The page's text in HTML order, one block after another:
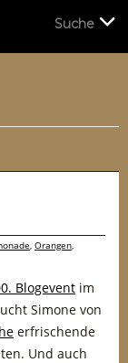
, Orangen,
Blogevent im
Simone von
erfrischende
Und auch
Suche
Suche